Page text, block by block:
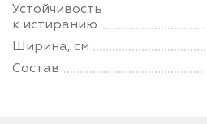
Устойчивость
к истиранию
Ширина, см
Состав